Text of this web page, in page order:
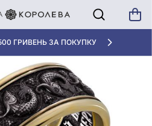
ВІД 5945 ГРН/ГРАМ